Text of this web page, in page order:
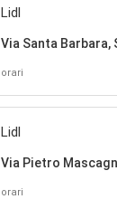
Lidl
Via Santa Barbara,
orari
Lidl
Via Pietro
orari